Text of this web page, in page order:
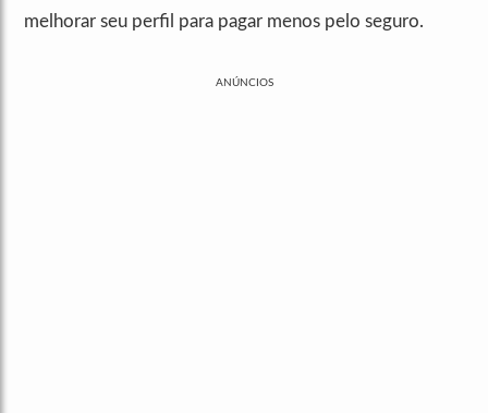
melhorar seu perfil para pagar menos pelo seguro.
ANÚNCIOS